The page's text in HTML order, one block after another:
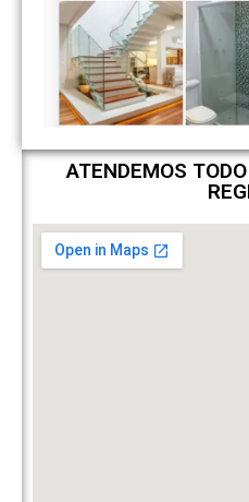
ATENDEMOS